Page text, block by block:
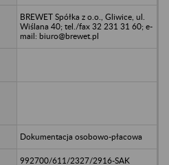
BREWET Spółka z o.o., Gliwice, ul.
Wiślana 40; tel./fax 32 231 31 60; e-
mail: biuro@brewet.pl
Dokumentacja osobowo-płacowa
992700/611/2327/2916-SAK